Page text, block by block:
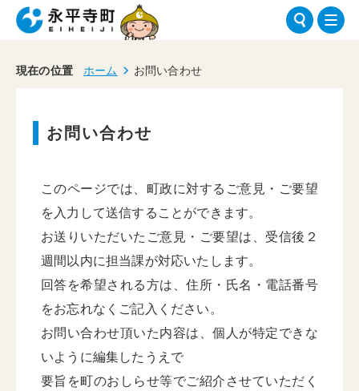
現在の位置 ホーム お問い合わせ
お問い合わせ
このページでは、町政に対するご意見・ご要望
を入力して送信することができます。
お送りいただいたご意見・ご要望は、受信後２
週間以内に担当課が対応いたします。
回答を希望される方は、住所・氏名・電話番号
をお忘れなくご記入ください。
お問い合わせ頂いた内容は、個人が特定できな
いように編集したうえで
要旨を町のおしらせ等でご紹介させていただく